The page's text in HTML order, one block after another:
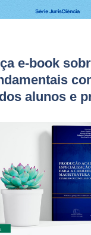
e-book
alunos e